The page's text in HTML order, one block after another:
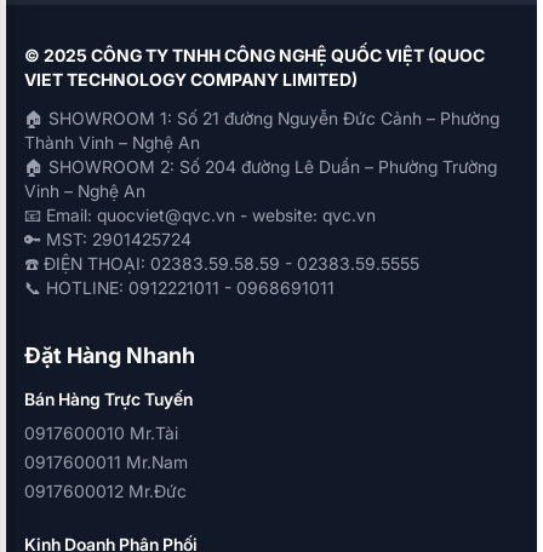
© 2025 CÔNG TY TNHH CÔNG NGHỆ QUỐC VIỆT (QUOC
VIET TECHNOLOGY COMPANY LIMITED)
🏠 SHOWROOM 1: Số 21 đường Nguyễn Đức Cảnh – Phường
Thành Vinh – Nghệ An
🏠 SHOWROOM 2: Số 204 đường Lê Duẩn – Phường Trường
Vinh – Nghệ An
📧 Email: quocviet@qvc.vn - website: qvc.vn
🔑 MST: 2901425724
☎️ ĐIỆN THOẠI: 02383.59.58.59 - 02383.59.5555
📞 HOTLINE: 0912221011 - 0968691011
Đặt Hàng Nhanh
Bán Hàng Trực Tuyến
0917600010 Mr.Tài
0917600011 Mr.Nam
0917600012 Mr.Đức
Kinh Doanh Phân Phối